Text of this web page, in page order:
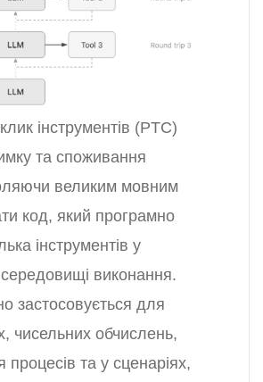
інструментів (PTC)
та споживання
великим мовним
код, який програмно
інструментів у
виконання.
застосовується для
чисельних обчислень,
процесів та у сценаріях,